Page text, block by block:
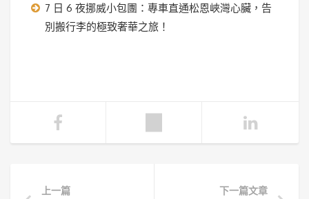
7 日 6 夜挪威小包團：專車直通松恩峽灣心臟，告
別搬行李的極致奢華之旅！
上一篇 下一篇文章